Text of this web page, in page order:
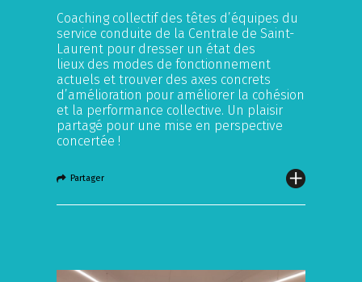
Coaching collectif des têtes d’équipes du
service conduite de la Centrale de Saint-
Laurent pour dresser un état des
lieux des modes de fonctionnement
actuels et trouver des axes concrets
d’amélioration pour améliorer la cohésion
et la performance collective. Un plaisir
partagé pour une mise en perspective
concertée !
Partager